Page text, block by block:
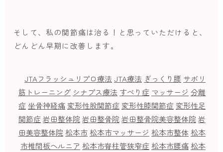
そして、私の関節痛は治る！と思っていただけると、
どんどん早期に改善します。
JTAフラッシュリプロ療法JTA療法 ぎっくり腰 サボリ
筋トレーニング シナプス療法 すべり症 マッサージ 分離
症 坐骨神経痛 変形性股関節症 変形性膝関節症 変形性足
関節症岩田整体院岩田整骨院岩田整骨院美容整体院岩
田美容整体院松本市松本市マッサージ 松本市整体松本
市椎間板ヘルニア 松本市脊柱管狭窄症松本市腰痛松本